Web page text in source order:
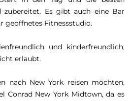
zubereitet. Es gibt auch eine Bar
geöffnetes Fitnessstudio.
und kinderfreundlich,
erlaubt.
nach New York reisen möchten,
Conrad New York Midtown, da es